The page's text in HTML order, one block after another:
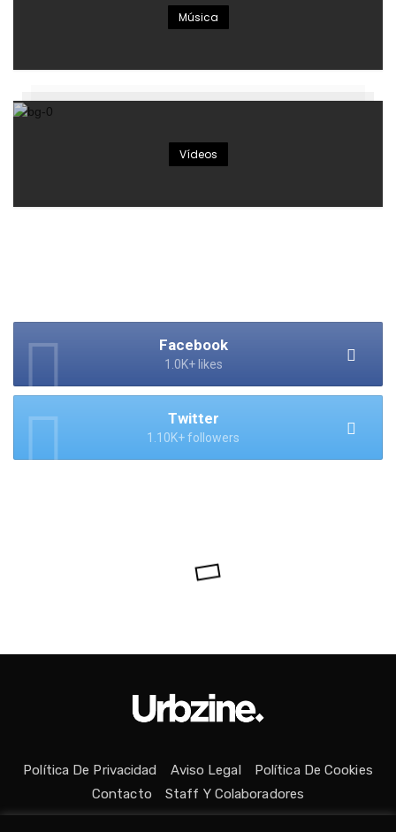
Música
Vídeos
Facebook
1.0K+ likes
Twitter
1.10K+ followers
Política De Privacidad Aviso Legal
Política De Cookies
Contacto
Staff Y Colaboradores